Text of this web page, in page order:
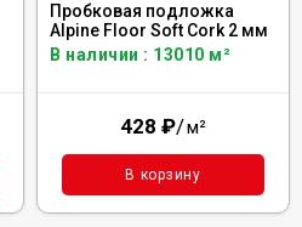
Пробковая подложка
Alpine Floor Soft Cork 2 мм
В наличии : 13010 м²
428 ₽/м²
В корзину